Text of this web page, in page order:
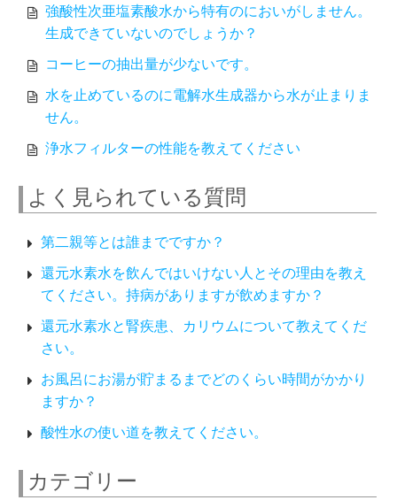
強酸性次亜塩素酸水から特有のにおいがしません。
生成できていないのでしょうか？
コーヒーの抽出量が少ないです。
水を止めているのに電解水生成器から水が止まりま
せん。
浄水フィルターの性能を教えてください
よく見られている質問
第二親等とは誰までですか？
還元水素水を飲んではいけない人とその理由を教え
てください。持病がありますが飲めますか？
還元水素水と腎疾患、カリウムについて教えてくだ
さい。
お風呂にお湯が貯まるまでどのくらい時間がかかり
ますか？
酸性水の使い道を教えてください。
カテゴリー